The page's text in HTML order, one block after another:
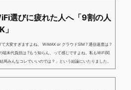
約でもでもOK背水の陣の楽天モバイル。ついに「最後の賭
を発動してきました。■キャンペーン概要三木谷社長の特
選びに疲れた人へ「9割の人
大変すぎますよね。 WiMAX or クラウドSIM ? 通信速度は ?
端末代負担は ?もう知らん、って感じですよね。私もWiFi関
みんなコレでいいのでは？」という結論にいたりました。
「結局どれがいいのか分からない」と言う人向けに【最終
ーザー視点で「90％の人はこれだけでいいやん」というも